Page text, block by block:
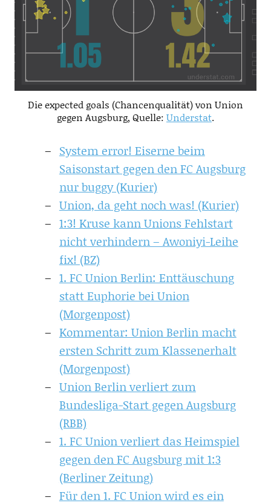
Die expected goals (Chancenqualität) von Union
gegen Augsburg, Quelle: Understat.
System error! Eiserne beim
Saisonstart gegen den FC Augsburg
nur buggy (Kurier)
Union, da geht noch was! (Kurier)
1:3! Kruse kann Unions Fehlstart
nicht verhindern – Awoniyi-Leihe
fix! (BZ)
1. FC Union Berlin: Enttäuschung
statt Euphorie bei Union
(Morgenpost)
Kommentar: Union Berlin macht
ersten Schritt zum Klassenerhalt
(Morgenpost)
Union Berlin verliert zum
Bundesliga-Start gegen Augsburg
(RBB)
1. FC Union verliert das Heimspiel
gegen den FC Augsburg mit 1:3
(Berliner Zeitung)
Für den 1. FC Union wird es ein